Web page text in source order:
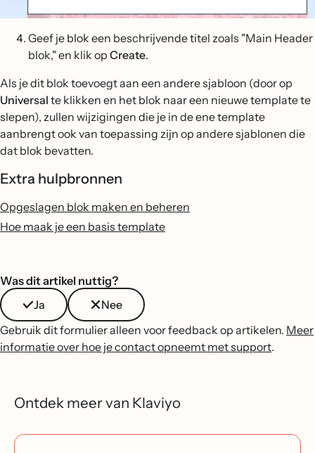
Geef je blok een beschrijvende titel zoals "Main Header
blok," en klik op Create.
Als je dit blok toevoegt aan een andere sjabloon (door op
Universal te klikken en het blok naar een nieuwe template te
slepen), zullen wijzigingen die je in de ene template
aanbrengt ook van toepassing zijn op andere sjablonen die
dat blok bevatten.
Extra hulpbronnen
Opgeslagen blok maken en beheren
Hoe maak je een basis template
Was dit artikel nuttig?
Ja
Nee
Gebruik dit formulier alleen voor feedback op artikelen. Meer
informatie over hoe je contact opneemt met support.
Ontdek meer van Klaviyo